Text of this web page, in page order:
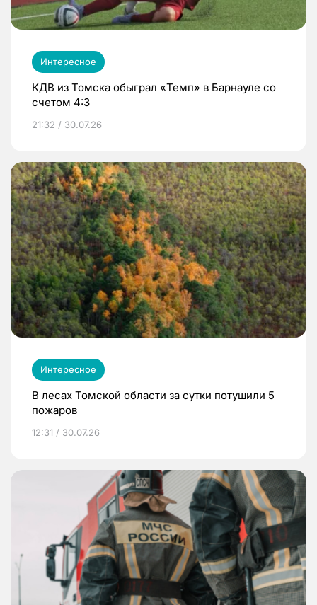
Интересное
КДВ из Томска обыграл «Темп» в Барнауле со
счетом 4:3
21:32 / 30.07.26
Интересное
В лесах Томской области за сутки потушили 5
пожаров
12:31 / 30.07.26